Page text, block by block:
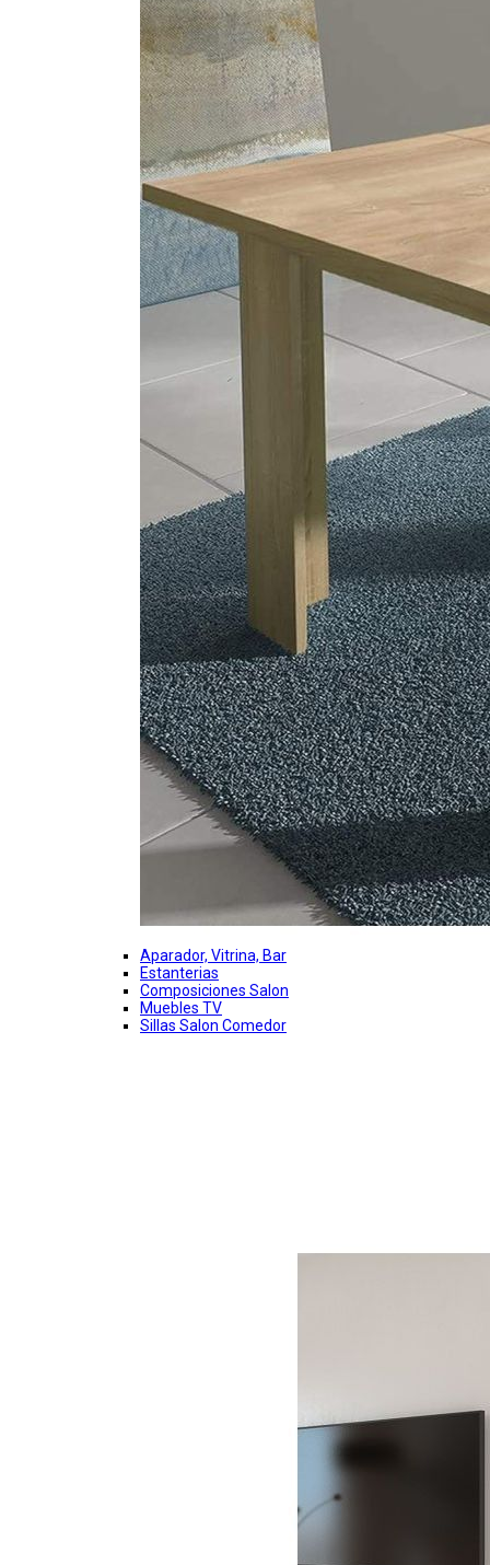
Aparador, Vitrina, Bar
Estanterias
Composiciones Salon
Muebles TV
Sillas Salon Comedor